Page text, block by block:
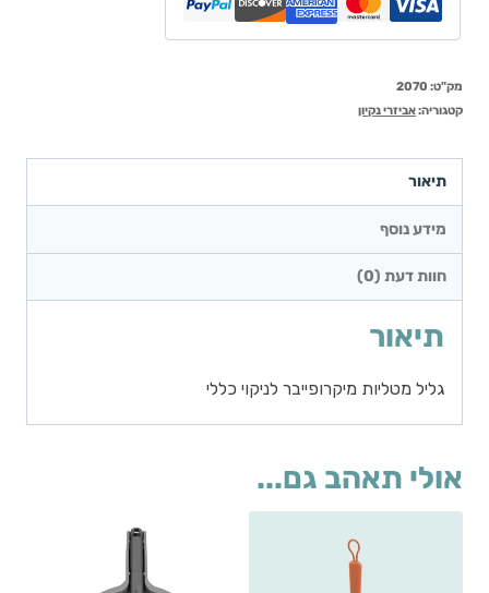
מק"ט: 2070
קטגוריה:אביזרי נקיון
תיאור
מידע נוסף
חוות דעת (0)
תיאור
גליל מטליות מיקרופייבר לניקוי כללי
אולי תאהב גם...